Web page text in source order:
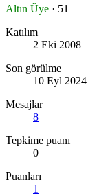
Altın Üye · 51
Katılım
2 Eki 2008
Son görülme
10 Eyl 2024
Mesajlar
8
Tepkime puanı
0
Puanları
1